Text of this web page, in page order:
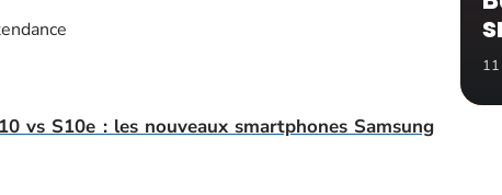
vs S10e : les nouveaux smartphones Samsung